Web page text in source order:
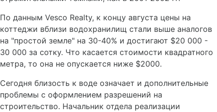
По данным Vesco Realty, к концу августа цены на
коттеджи вблизи водохранилищ стали выше аналогов
на "простой земле" на 30-40% и достигают $20 000 -
30 000 за сотку. Что касается стоимости квадратного
метра, то она не опускается ниже $2000.
Сегодня близость к воде означает и дополнительные
проблемы с оформлением разрешений на
строительство. Начальник отдела реализации